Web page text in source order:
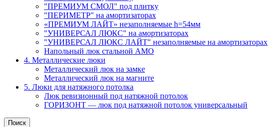
"ПРЕМИУМ СМОЛ" под плитку
"ПЕРИМЕТР" на амортизаторах
«ПРЕМИУМ ЛАЙТ» незаполняемые h=54мм
"УНИВЕРСАЛ ЛЮКС" на амортизаторах
"УНИВЕРСАЛ ЛЮКС ЛАЙТ" незаполняемые на амортизаторах
Напольный люк стальной АМО
4. Металлические люки
Металлический люк на замке
Металлический люк на магните
5. Люки для натяжного потолка
Люк ревизионный под натяжной потолок
ГОРИЗОНТ — люк под натяжной потолок универсальный
Поиск